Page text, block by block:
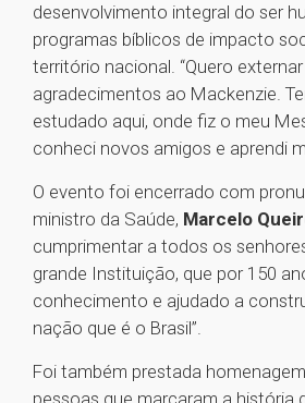
desenvolvimento integral do ser
programas bíblicos de impacto
território nacional. “Quero
agradecimentos ao Mackenzie.
estudado aqui, onde fiz o meu
conheci novos amigos e aprendi
O evento foi encerrado com
ministro da Saúde, Marcelo
cumprimentar a todos os
grande Instituição, que por 150
conhecimento e ajudado a
nação que é o Brasil”.
Foi também prestada